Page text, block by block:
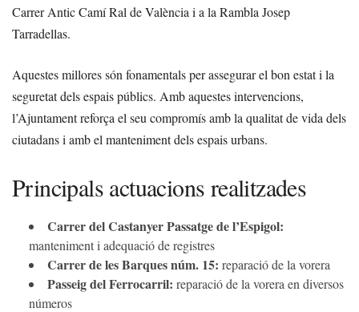
Carrer Antic Camí Ral de València i a la Rambla Josep
Tarradellas.
Aquestes millores són fonamentals per assegurar el bon estat i la
seguretat dels espais públics. Amb aquestes intervencions,
l’Ajuntament reforça el seu compromís amb la qualitat de vida dels
ciutadans i amb el manteniment dels espais urbans.
Principals actuacions realitzades
Carrer del Castanyer Passatge de l’Espigol:
manteniment i adequació de registres
Carrer de les Barques núm. 15: reparació de la vorera
Passeig del Ferrocarril: reparació de la vorera en diversos
números